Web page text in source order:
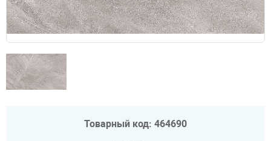
Товарный код: 464690